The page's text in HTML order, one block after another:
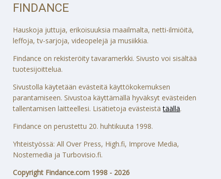
FINDANCE
Hauskoja juttuja, erikoisuuksia maailmalta, netti-ilmiöitä,
leffoja, tv-sarjoja, videopelejä ja musiikkia.
Findance on rekisteröity tavaramerkki. Sivusto voi sisältää
tuotesijoittelua.
Sivustolla käytetään evästeitä käyttökokemuksen
parantamiseen. Sivustoa käyttämällä hyväksyt evästeiden
tallentamisen laitteellesi. Lisätietoja evästeistätäällä.
Findance on perustettu 20. huhtikuuta 1998.
Yhteistyössä: All Over Press, High.fi, Improve Media,
Nostemedia ja Turbovisio.fi.
Copyright Findance.com 1998 - 2026